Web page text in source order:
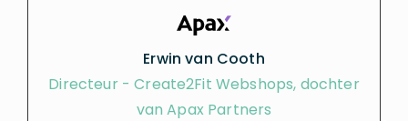
Erwin van Cooth
Directeur - Create2Fit Webshops, dochter
van Apax Partners